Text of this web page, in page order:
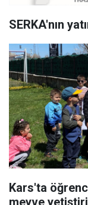
SERKA'nın
Kars'ta
meyve